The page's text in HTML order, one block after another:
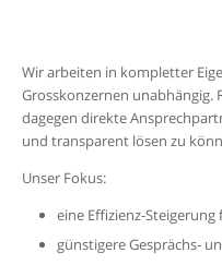
Wir arbeiten in kompletter
Grosskonzernen unabhängig.
dagegen direkte
und transparent lösen zu
Unser Fokus:
eine Effizienz-Steigerung
günstigere Gesprächs-